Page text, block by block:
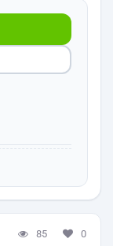
85 0